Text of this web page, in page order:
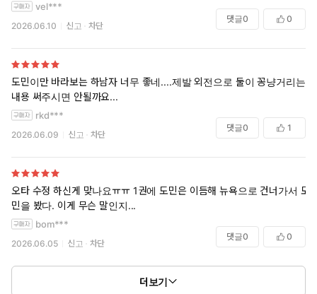
vel***
2026.06.10 신고 차단
댓글0 0
도민이만 바라보는 하남자 너무 좋네....제발 외전으로 둘이 꽁냥거리는
내용 써주시면 안될까요...
rkd***
2026.06.09 신고 차단
댓글0 1
오타 수정 하신게 맞나요ㅠㅠ 1권에 도민은 이듬해 뉴욕으로 건너가서 도
민을 봤다. 이게 무슨 말인지...
bom***
2026.06.05 신고 차단
댓글0 0
더보기